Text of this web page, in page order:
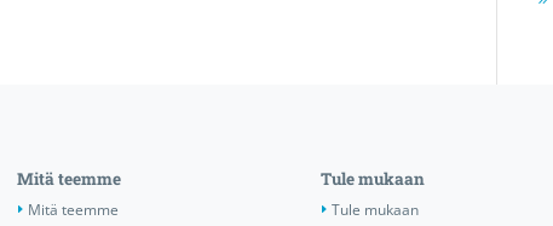
Mitä teemme
Mitä teemme
Tule mukaan
Tule mukaan